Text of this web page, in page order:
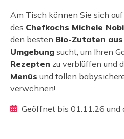
Am Tisch können Sie sich
des Chefkochs Michele
den besten Bio-Zutaten
Umgebung sucht, um Ihren
Rezepten zu verblüffen und
Menüs und tollen
verwöhnen!
Geöffnet bis 01.11.26 und